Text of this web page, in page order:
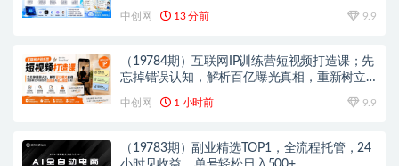
中创网 13 分前 9.9
（19784期）互联网IP训练营短视频打造课；先
忘掉错误认知，解析百亿曝光真相，重新树立
中创网 1 小时前 9.9
（19783期）副业精选TOP1，全流程托管，24